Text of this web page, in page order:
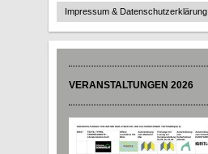
Impressum & Datenschutzerklärung
VERANSTALTUNGEN 2026